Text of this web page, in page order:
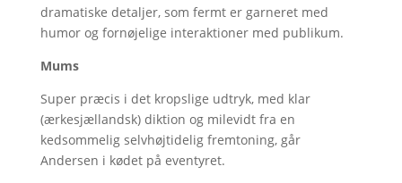
dramatiske detaljer, som fermt er garneret med
humor og fornøjelige interaktioner med publikum.
Mums
Super præcis i det kropslige udtryk, med klar
(ærkesjællandsk) diktion og milevidt fra en
kedsommelig selvhøjtidelig fremtoning, går
Andersen i kødet på eventyret.